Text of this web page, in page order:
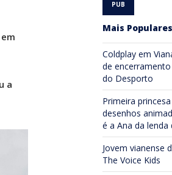
a
Mais Populares
Coldplay em
de
do Desporto
Primeira
desenhos
é a Ana da lenda
Jovem vianense
The Voice Kids